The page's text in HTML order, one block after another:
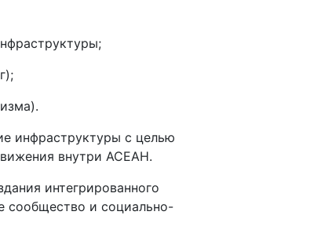
инфраструктуры с целью
внутри АСЕАН.
интегрированного
сообщество и социально-